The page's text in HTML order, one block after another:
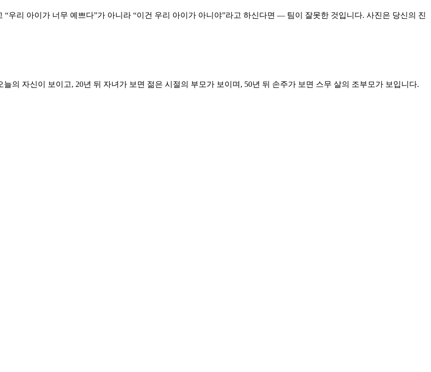
우리 아이가 너무 예쁘다”가 아니라 “이건 우리 아이가 아니야”라고 하신다면 — 팀이 잘못한 것입니다. 사진은 당신의 진
의 자신이 보이고, 20년 뒤 자녀가 보면 젊은 시절의 부모가 보이며, 50년 뒤 손주가 보면 스무 살의 조부모가 보입니다.